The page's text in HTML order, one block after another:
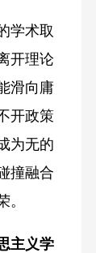
学术取
开理论
滑向庸
开政策
为无的
撞融合
主义学